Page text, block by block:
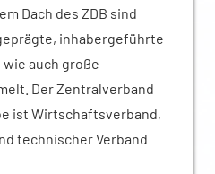
Dach des ZDB sind
inhabergeführte
auch große
Der Zentralverband
ist Wirtschaftsverband,
technischer Verband